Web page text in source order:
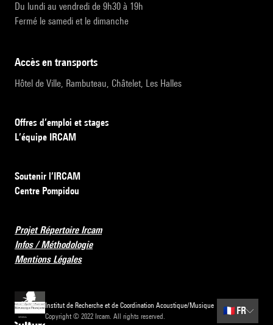
Du lundi au vendredi de 9h30 à 19h
Fermé le samedi et le dimanche
accès en transports
Hôtel de Ville, Rambuteau, Châtelet, Les Halles
Offres d’emploi et stages
L’équipe IRCAM
Soutenir l’IRCAM
Centre Pompidou
Projet Répertoire Ircam
Infos / Méthodologie
Mentions Légales
Institut de Recherche et de Coordination Acoustique/Musique
Copyright © 2022 Ircam. All rights reserved.
🇫🇷 FR